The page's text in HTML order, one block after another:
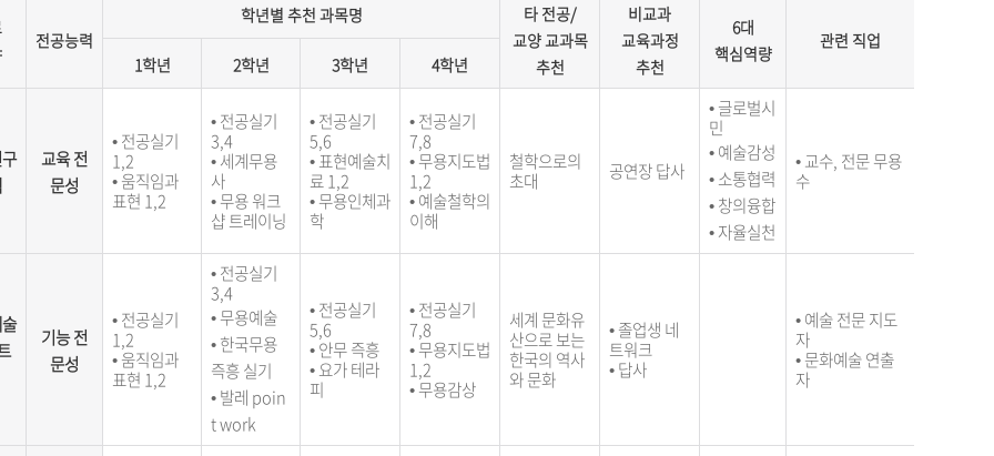
전공능력
학년별 추천 과목명
타 전공/
교양 교과목
추천
비교과
교육과정
추천
6대
핵심역량
관련 직업
1학년
2학년 3학년 4학년
교육 전
문성
•전공실기
1,2
• 움직임과
표현 1,2
•전공실기
3,4
•세계무용
사
• 무용 워크
샵 트레이닝
•전공실기
5,6
•표현예술치
료 1,2
• 무용인체과
학
•전공실기
7,8
•무용지도법
1,2
• 예술철학의
이해
철학으로의
초대
공연장 답사
•글로벌시
민
•예술감성
• 소통협력
• 창의융합
• 자율실천
•교수, 전문 무용
수
기능 전
문성
•전공실기
1,2
• 움직임과
표현 1,2
•전공실기
3,4
•무용예술
• 한국무용
즉흥 실기
• 발레 poin
t work
•전공실기
5,6
•안무 즉흥
• 요가 테라
피
•전공실기
7,8
•무용지도법
1,2
• 무용감상
세계 문화유
산으로 보는
한국의 역사
와 문화
•졸업생 네
트워크
• 답사
•예술 전문 지도
자
• 문화예술 연출
자